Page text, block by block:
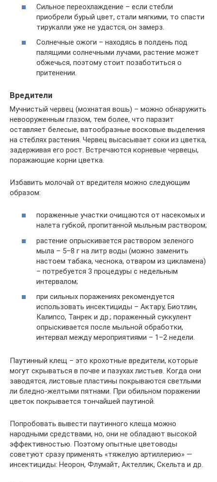
Сильное переохлаждение – если стебли
приобрели бурый цвет, стали мягкими, то спасти
тирукалли уже не удастся, он замерз.
Солнечные ожоги – находясь в полдень под
палящими солнечными лучами, растение может
обжечься, поэтому стоит позаботиться о
притенении.
Вредители
Мучнистый червец (мохнатая вошь) – можно обнаружить
невооруженным глазом, тем более, что паразит
оставляет белесые, ватообразные восковые выделения
на стеблях растения. Червец высасывает соки из цветка,
задерживая его рост. Встречаются корневые червецы,
поражающие корни цветка.
Избавить молочай от вредителя можно следующим
образом:
пораженные участки очищаются от насекомых и
налета губкой, пропитанной мыльным раствором;
растение опрыскивается раствором зеленого
мыла – 5–8 г на литр воды (можно заменить
настоем табака, чеснока, отваром из цикламена)
– потребуется 3 процедуры с недельным
интервалом;
при сильных поражениях рекомендуется
использовать инсектициды – Актару, Биотлин,
Калипсо, Танрек и др.; пораженный суккулент
опрыскивается после мыльной обработки,
интервал между мероприятиями – 1–2 недели.
Паутинный клещ – это крохотные вредители, которые
могут скрываться в почве и пазухах листьев. Когда они
заводятся, листовые пластины покрываются светлыми
ли бледно-желтыми пятнами. При обильном поражении
цветок покрывается тончайшей паутиной.
Попробовать вывести паутинного клеща можно
народными средствами, но, они не обладают высокой
эффективностью. Поэтому опытные цветоводы
советуют сразу применять «тяжелую артиллерию» —
инсектициды: Неорон, Флумайт, Актеллик, Скельта и др.